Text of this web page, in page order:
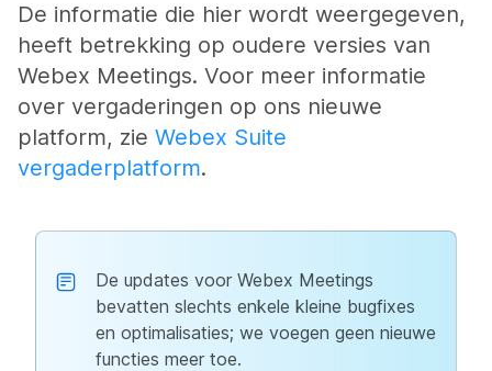
De informatie die hier wordt weergegeven,
heeft betrekking op oudere versies van
Webex Meetings. Voor meer informatie
over vergaderingen op ons nieuwe
platform, zie Webex Suite
vergaderplatform.
De updates voor Webex Meetings
bevatten slechts enkele kleine bugfixes
en optimalisaties; we voegen geen nieuwe
functies meer toe.